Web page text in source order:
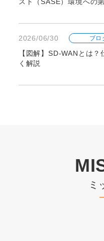
2026/06/30 ブロ
【図解】SD-WANとは
く解説
ミ